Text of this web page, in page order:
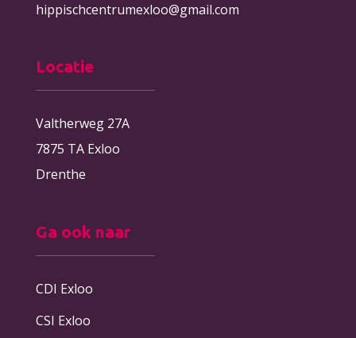
hippischcentrumexloo@gmail.com
Locatie
Valtherweg 27A
7875 TA Exloo
Drenthe
Ga ook naar
CDI Exloo
CSI Exloo